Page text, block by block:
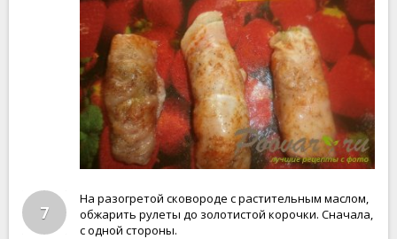
7
На разогретой сковороде с растительным маслом,
обжарить рулеты до золотистой корочки. Сначала,
с одной стороны.